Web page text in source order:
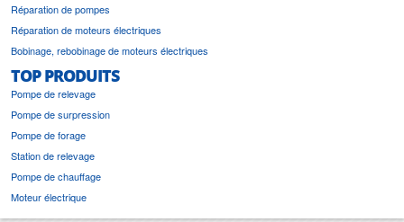
Réparation de pompes
Réparation de moteurs électriques
Bobinage, rebobinage de moteurs électriques
TOP PRODUITS
Pompe de relevage
Pompe de surpression
Pompe de forage
Station de relevage
Pompe de chauffage
Moteur électrique